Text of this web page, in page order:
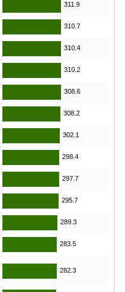
311.9
310.7
310.4
310.2
308.6
308.2
302.1
298.4
297.7
295.7
289.3
283.5
282.3